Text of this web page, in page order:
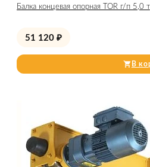
Балка концевая опорная TOR г/п 5,0 т
51 120 ₽
В